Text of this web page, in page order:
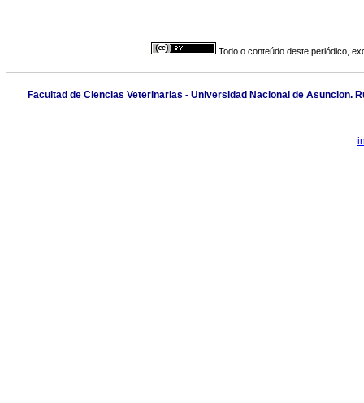
Todo o conteúdo deste periódico,
Facultad de Ciencias Veterinarias - Universidad Nacional de Asuncion.